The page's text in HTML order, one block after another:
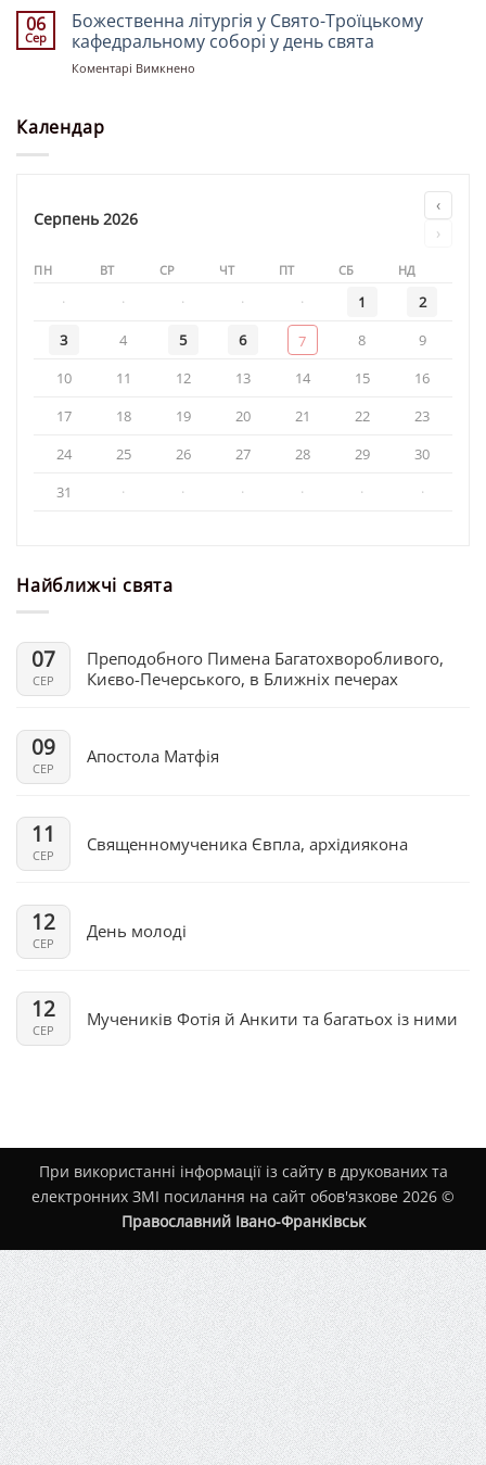
Богослужіння
храмі
06
Сер
Божественна літургія у Свято-Троїцькому
кафедральному соборі у день свята
Коментарі Вимкнено
Календар
Серпень 2026
‹
›
ПН ВТ СР ЧТ ПТ СБ НД
· · · · · 1
2
3
4 5 6 7 8
9
10
11 12 13 14 15
16
17
18 19 20 21 22
23
24
25 26 27 28 29
30
31
· · · · · ·
Найближчі свята
07
СЕР
Преподобного Пимена Багатохворобливого,
Києво-Печерського, в Ближніх печерах
09
СЕР
Апостола Матфія
11
СЕР
Священномученика Євпла, архідиякона
12
СЕР
День молоді
12
СЕР
Мучеників Фотія й Анкити та багатьох із ними
При використанні інформації із сайту в друкованих та
електронних ЗМІ посилання на сайт обов'язкове 2026 ©
Православний Івано-Франківськ